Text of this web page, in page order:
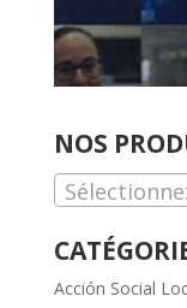
NOS
Acción Social